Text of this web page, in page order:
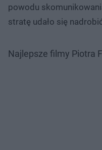
powodu
stratę udało się
Najlepsze filmy Piotra